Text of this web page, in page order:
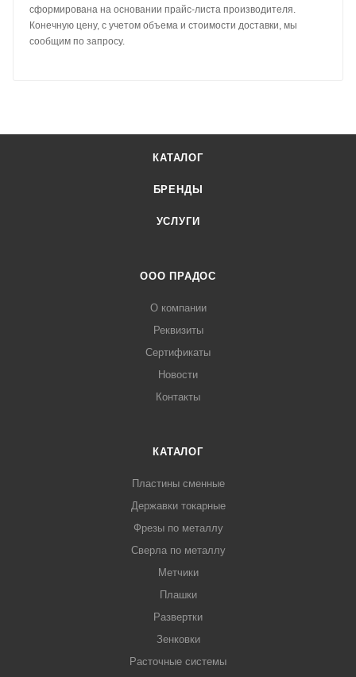
сформирована на основании прайс-листа производителя.
Конечную цену, с учетом объема и стоимости доставки, мы
сообщим по запросу.
КАТАЛОГ
БРЕНДЫ
УСЛУГИ
ООО ПРАДОС
О компании
Реквизиты
Сертификаты
Новости
Контакты
КАТАЛОГ
Пластины сменные
Державки токарные
Фрезы по металлу
Сверла по металлу
Метчики
Плашки
Развертки
Зенковки
Расточные системы